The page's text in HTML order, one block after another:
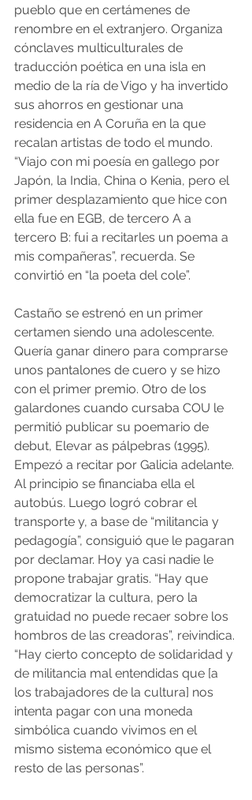
pueblo que en certámenes de
renombre en el extranjero. Organiza
cónclaves multiculturales de
traducción poética en una isla en
medio de la ría de Vigo y ha invertido
sus ahorros en gestionar una
residencia en A Coruña en la que
recalan artistas de todo el mundo.
“Viajo con mi poesía en gallego por
Japón, la India, China o Kenia, pero el
primer desplazamiento que hice con
ella fue en EGB, de tercero A a
tercero B: fui a recitarles un poema a
mis compañeras”, recuerda. Se
convirtió en “la poeta del cole”.
Castaño se estrenó en un primer
certamen siendo una adolescente.
Quería ganar dinero para comprarse
unos pantalones de cuero y se hizo
con el primer premio. Otro de los
galardones cuando cursaba COU le
permitió publicar su poemario de
debut, Elevar as pálpebras (1995).
Empezó a recitar por Galicia adelante.
Al principio se financiaba ella el
autobús. Luego logró cobrar el
transporte y, a base de “militancia y
pedagogía”, consiguió que le pagaran
por declamar. Hoy ya casi nadie le
propone trabajar gratis. “Hay que
democratizar la cultura, pero la
gratuidad no puede recaer sobre los
hombros de las creadoras”, reivindica.
“Hay cierto concepto de solidaridad y
de militancia mal entendidas que [a
los trabajadores de la cultura] nos
intenta pagar con una moneda
simbólica cuando vivimos en el
mismo sistema económico que el
resto de las personas”.